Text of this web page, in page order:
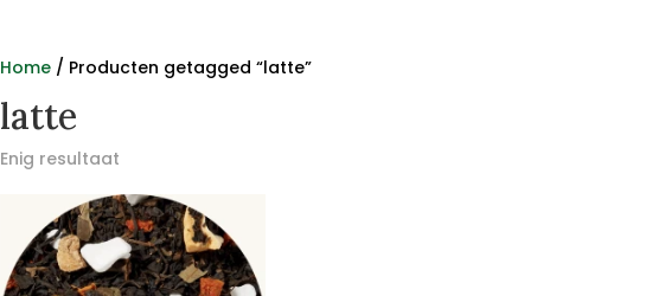
Home/ Producten getagged “latte”
latte
Enig resultaat